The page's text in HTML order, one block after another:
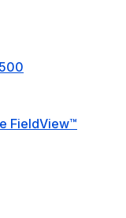
FieldView™